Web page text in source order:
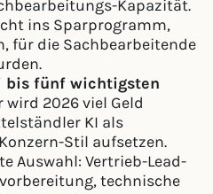
Kapazität.
ins Sparprogramm,
für die Sachbearbeitende
bis fünf wichtigsten
wird 2026 viel Geld
KI als
Stil aufsetzen.
Auswahl: Vertrieb-Lead-
technische